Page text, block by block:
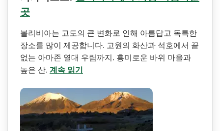
곳
볼리비아는 고도의 큰 변화로 인해 아름답고 독특한
장소를 많이 제공합니다. 고원의 화산과 석호에서 끝
없는 아마존 열대 우림까지. 흥미로운 바위 마을과
높은 산. 계속 읽기